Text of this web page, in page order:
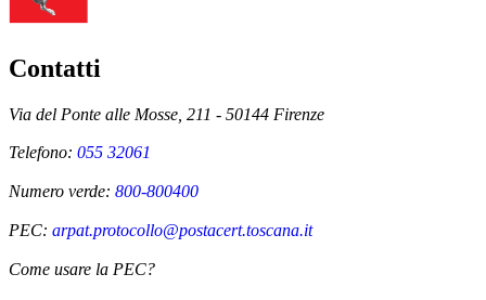
Contatti
Via del Ponte alle Mosse, 211 - 50144 Firenze
Telefono: 055 32061
Numero verde: 800-800400
PEC: arpat.protocollo@postacert.toscana.it
Come usare la PEC?